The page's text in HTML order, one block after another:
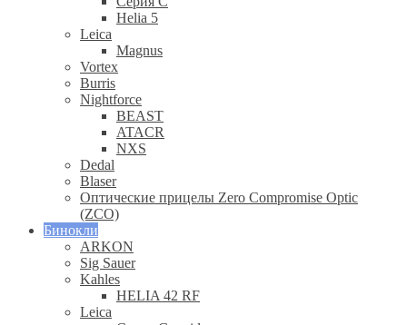
Helia 5
Leica
Magnus
Vortex
Burris
Nightforce
BEAST
ATACR
NXS
Dedal
Blaser
Оптические прицелы Zero Compromise Optic
(ZCO)
Бинокли
ARKON
Sig Sauer
Kahles
HELIA 42 RF
Leica